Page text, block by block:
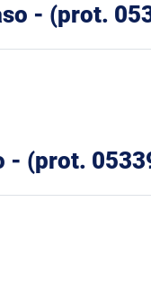
- (prot.
- (prot.